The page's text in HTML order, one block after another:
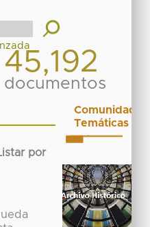
45,192
documentos
por
Comunidades
Temáticas